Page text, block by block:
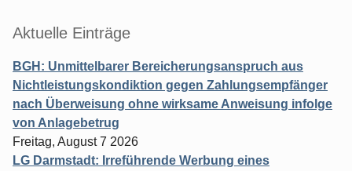
Aktuelle Einträge
BGH: Unmittelbarer Bereicherungsanspruch aus
Nichtleistungskondiktion gegen Zahlungsempfänger
nach Überweisung ohne wirksame Anweisung infolge
von Anlagebetrug
Freitag, August 7 2026
LG Darmstadt: Irreführende Werbung eines